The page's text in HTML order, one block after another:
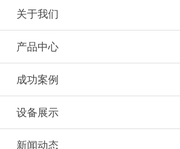
关于我们
产品中心
成功案例
设备展示
新闻动态